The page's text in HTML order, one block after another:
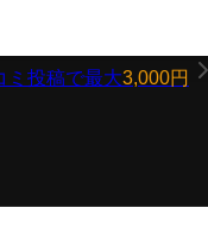
ミ投稿で最大3,000円